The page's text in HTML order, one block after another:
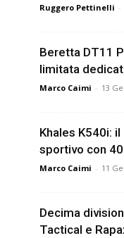
Ruggero Pettinelli -
Beretta DT11
limitata
Marco Caimi - 13
Khales K540i:
sportivo con
Marco Caimi - 11
Decima
Tactical e